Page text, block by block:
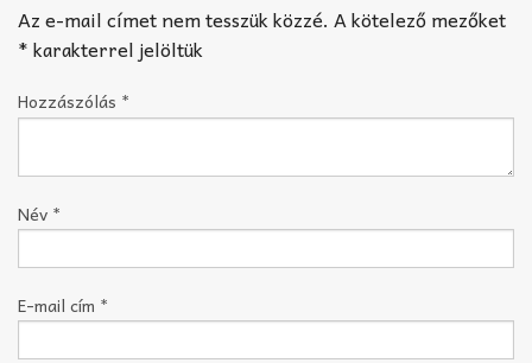
Az e-mail címet nem tesszük közzé. A kötelező mezőket
*karakterrel jelöltük
Hozzászólás *
Név *
E-mail cím *